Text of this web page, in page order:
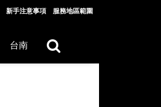
新手注意事項 服務地區範圍
台南